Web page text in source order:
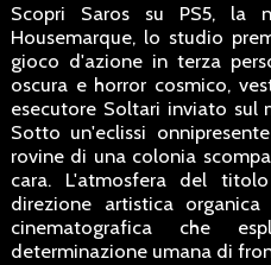
Scopri Saros su PS5, la
Housemarque, lo studio
gioco d'azione in terza
oscura e horror cosmico,
esecutore Soltari inviato sul
Sotto un'eclissi
rovine di una colonia
cara. L'atmosfera del
direzione artistica
cinematografica che
determinazione umana di